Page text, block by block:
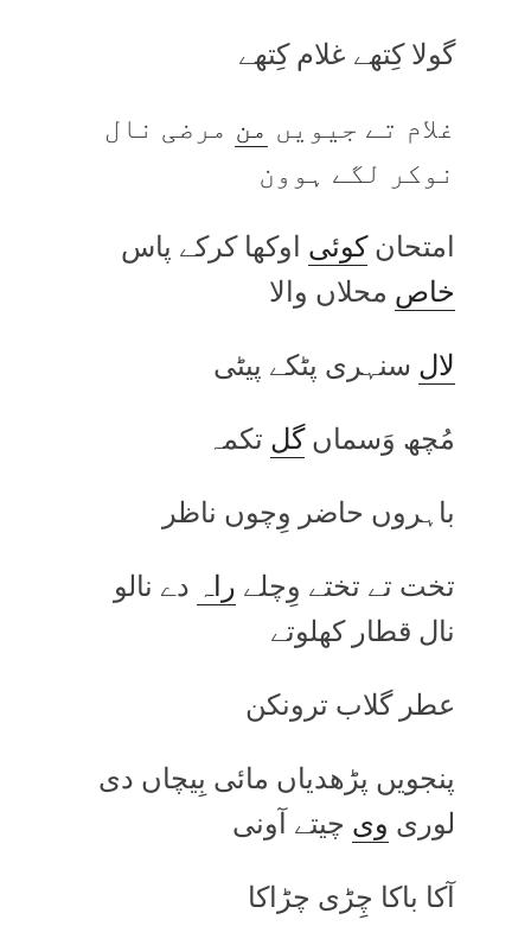
گولا کِتھے غلام کِتھے
غلام تے جیویں من مرضی نال
نوکر لگے ہوون
امتحانکوئی اوکھا کرکے پاس
خاص محلاں والا
لال سنہری پٹکے پیٹی
مُچھ وَسماںگل تکمہ
باہروں حاضر وِچوں ناظر
تخت تے تختے وِچلے راہ دے نالو
نال قطار کھلوتے
عطر گلاب ترونکن
پنجویں پڑھدیاں مائی بِیچاں دی
لوری وی چیتے آونی
آکا باکا چِڑی چڑاکا